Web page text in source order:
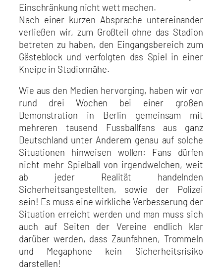
Einschränkung nicht wett machen.
Nach einer kurzen Absprache untereinander
verließen wir, zum Großteil ohne das Stadion
betreten zu haben, den Eingangsbereich zum
Gästeblock und verfolgten das Spiel in einer
Kneipe in Stadionnähe.
Wie aus den Medien hervorging, haben wir vor
rund drei Wochen bei einer großen
Demonstration in Berlin gemeinsam mit
mehreren tausend Fussballfans aus ganz
Deutschland unter Anderem genau auf solche
Situationen hinweisen wollen: Fans dürfen
nicht mehr Spielball von irgendwelchen, weit
ab jeder Realität handelnden
Sicherheitsangestellten, sowie der Polizei
sein! Es muss eine wirkliche Verbesserung der
Situation erreicht werden und man muss sich
auch auf Seiten der Vereine endlich klar
darüber werden, dass Zaunfahnen, Trommeln
und Megaphone kein Sicherheitsrisiko
darstellen!